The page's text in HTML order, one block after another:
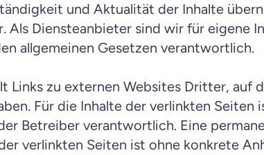
und Aktualität der Inhalte
Als Diensteanbieter sind wir für eigene
allgemeinen Gesetzen verantwortlich.
Links zu externen Websites Dritter, auf
Für die Inhalte der verlinkten Seiten
Betreiber verantwortlich. Eine
verlinkten Seiten ist ohne konkrete